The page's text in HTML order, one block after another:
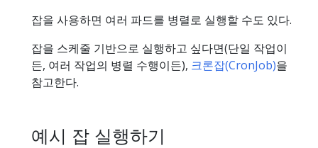
잡을 사용하면 여러 파드를 병렬로 실행할 수도 있다.
잡을 스케줄 기반으로 실행하고 싶다면(단일 작업이
든, 여러 작업의 병렬 수행이든), 크론잡(CronJob)을
참고한다.
예시 잡 실행하기